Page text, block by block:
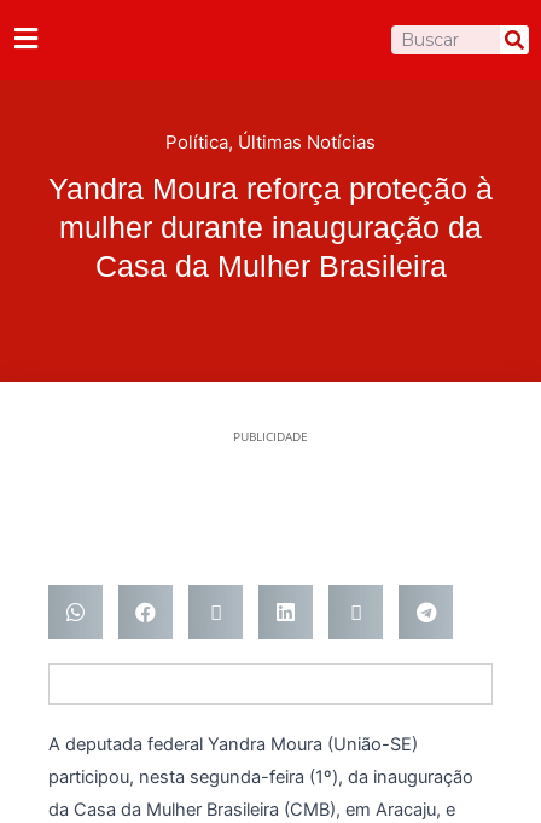
para
Pesquisar
Política, Últimas Notícias
Yandra Moura reforça proteção à
mulher durante inauguração da
Casa da Mulher Brasileira
PUBLICIDADE
A deputada federal Yandra Moura (União-SE)
participou, nesta segunda-feira (1º), da inauguração
da Casa da Mulher Brasileira (CMB), em Aracaju, e